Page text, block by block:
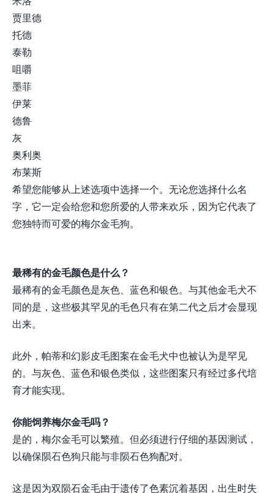
贾里德
托德
泰勒
咀嚼
墨菲
伊莱
德鲁
灰
奥利奥
布莱斯
希望您能够从上述选项中选择一个。无论您选择什么名
字，它一定会给您和您所爱的人带来欢乐，因为它代表了
您独特而可爱的梅尔金毛狗。
最稀有的金毛颜色是什么？
最稀有的金毛颜色是灰色、蓝色和银色。与其他金毛犬不
同的是，这些极其罕见的毛色只有在第二代之后才会显现
出来。
此外，帕蒂和幻影皮毛图案在金毛犬中也被认为是罕见
的。与灰色、蓝色和银色类似，这些图案只有经过多代培
育才能实现。
你能饲养梅尔金毛吗？
是的，梅尔金毛可以繁殖。但必须进行仔细的基因测试，
以确保陨石色狗只能与非陨石色狗配对。
这是因为双陨石金毛由于遗传了色素沉着基因，出生时失